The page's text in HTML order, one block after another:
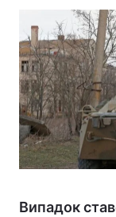
Випадок